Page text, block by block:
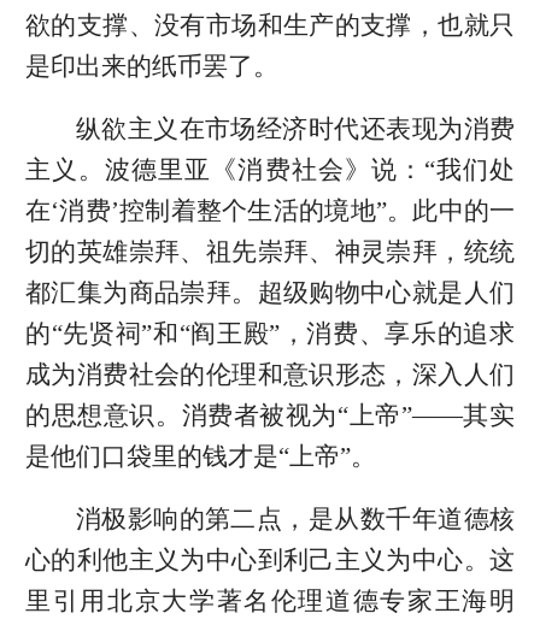
欲的支撑、没有市场和生产的支撑，也就只
是印出来的纸币罢了。
纵欲主义在市场经济时代还表现为消费
主义。波德里亚《消费社会》说：“我们处
在‘消费’控制着整个生活的境地”。此中的一
切的英雄崇拜、祖先崇拜、神灵崇拜，统统
都汇集为商品崇拜。超级购物中心就是人们
的“先贤祠”和“阎王殿”，消费、享乐的追求
成为消费社会的伦理和意识形态，深入人们
的思想意识。消费者被视为“上帝”——其实
是他们口袋里的钱才是“上帝”。
消极影响的第二点，是从数千年道德核
心的利他主义为中心到利己主义为中心。这
里引用北京大学著名伦理道德专家王海明